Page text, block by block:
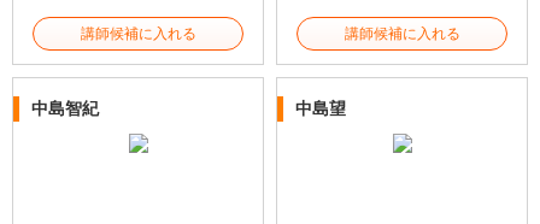
講師候補に入れる 講師候補に入れる
中島智紀 中島望